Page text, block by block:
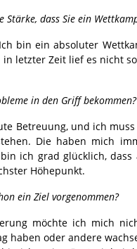
Stärke, dass Sie ein
bin ein absoluter
letzter Zeit lief es nicht
in den Griff bekommen?
Betreuung, und ich
Die haben mich
ich grad glücklich,
Höhepunkt.
ein Ziel vorgenommen?
möchte ich mich
haben oder andere